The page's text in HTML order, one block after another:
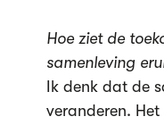
Hoe ziet de
samenleving
Ik denk dat de
veranderen.